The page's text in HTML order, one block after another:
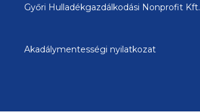
Győri Hulladékgazdálkodási Nonprofit Kft.
Akadálymentességi nyilatkozat